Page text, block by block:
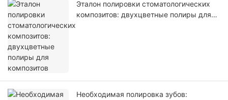
Эталон полировки стоматологических
композитов: двухцветные полиры для
Необходимая полировка зубов: